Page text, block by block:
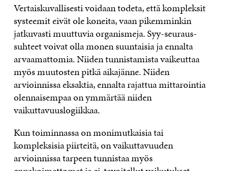
Vertaiskuvallisesti voidaan todeta, että kompleksit
systeemit eivät ole koneita, vaan pikemminkin
jatkuvasti muuttuvia organismeja. Syy-seuraus-
suhteet voivat olla monen suuntaisia ja ennalta
arvaamattomia. Niiden tunnistamista vaikeuttaa
myös muutosten pitkä aikajänne. Niiden
arvioinnissa eksaktia, ennalta rajattua mittarointia
olennaisempaa on ymmärtää niiden
vaikuttavuuslogiikkaa.
Kun toiminnassa on monimutkaisia tai
kompleksisia piirteitä, on vaikuttavuuden
arvioinnissa tarpeen tunnistaa myös